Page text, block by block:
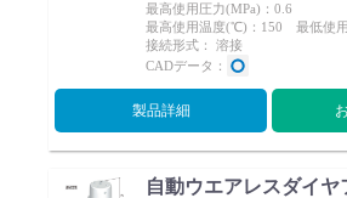
最高使用圧力(MPa)：0.6
最高使用温度(℃)：150 最低使
接続形式： 溶接
CADデータ：
製品詳細
自動ウエアレスダイヤ